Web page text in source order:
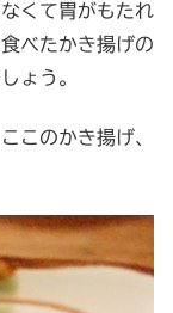
くて胃がもたれ
べたかき揚げの
ょう。
このかき揚げ、